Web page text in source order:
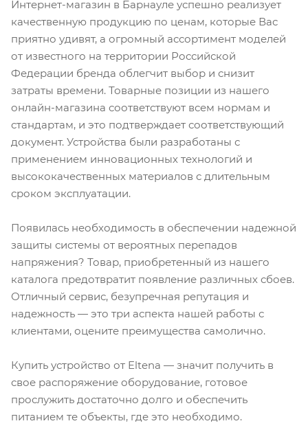
Интернет-магазин в Барнауле успешно реализует
качественную продукцию по ценам, которые Вас
приятно удивят, а огромный ассортимент моделей
от известного на территории Российской
Федерации бренда облегчит выбор и снизит
затраты времени. Товарные позиции из нашего
онлайн-магазина соответствуют всем нормам и
стандартам, и это подтверждает соответствующий
документ. Устройства были разработаны с
применением инновационных технологий и
высококачественных материалов с длительным
сроком эксплуатации.
Появилась необходимость в обеспечении надежной
защиты системы от вероятных перепадов
напряжения? Товар, приобретенный из нашего
каталога предотвратит появление различных сбоев.
Отличный сервис, безупречная репутация и
надежность — это три аспекта нашей работы с
клиентами, оцените преимущества самолично.
Купить устройство от Eltena — значит получить в
свое распоряжение оборудование, готовое
прослужить достаточно долго и обеспечить
питанием те объекты, где это необходимо.